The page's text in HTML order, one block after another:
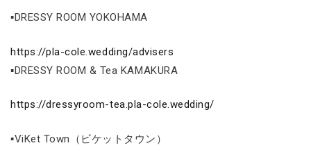
▪DRESSY ROOM YOKOHAMA
https://pla-cole.wedding/advisers
▪DRESSY ROOM & Tea KAMAKURA
https://dressyroom-tea.pla-cole.wedding/
▪ViKet Town（ビケットタウン）